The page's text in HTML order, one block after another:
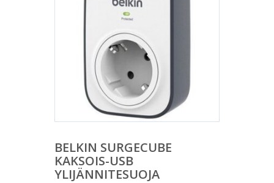
BELKIN SURGECUBE
KAKSOIS-USB
YLIJÄNNITESUOJA